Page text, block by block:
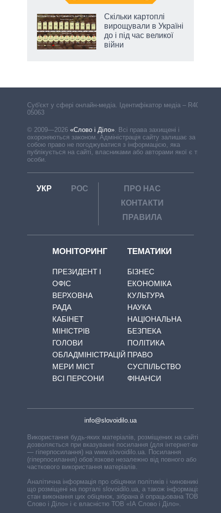
Скільки картоплі
вирощували в Україні
до і під час великої
війни
Cуб'єкт у сфері онлайн-медіа. Ідентифікатор медіа – R40-
05063
© 2009—2026 «Слово і Діло» Всі права захищені і
охороняються законом. Адміністрація сайту залишає за
собою право не погоджуватися з інформацією, яка
публікується на сайті, власниками або авторами якої є треті
особи.
УКР РОС
ПРО НАС
КОНТАКТИ
ПРАВИЛА
МОНІТОРИНГ
ПРЕЗИДЕНТ І
ОФІС
ВЕРХОВНА
РАДА
КАБІНЕТ
МІНІСТРІВ
ГОЛОВИ
ОБЛАДМІНІСТРАЦІЙ
МЕРИ МІСТ
ВСІ ПЕРСОНИ
ТЕМАТИКИ
БІЗНЕС
ЕКОНОМІКА
КУЛЬТУРА
НАУКА
НАЦІОНАЛЬНА
БЕЗПЕКА
ПОЛІТИКА
ПРАВО
СУСПІЛЬСТВО
ФІНАНСИ
info@slovoidilo.ua
Використання будь-яких матеріалів, розміщених на сайті,
дозволяється при вказуванні посилання (для інтернет-видань
— гіперпосилання) на www.slovoidilo.ua. Посилання
(гіперпосилання) обов’язкове незалежно від повного або
часткового використання матеріалів.
Аналітична інформація про обіцянки політиків і чиновників,
що розміщені на порталі slovoidilo.ua, а також інформація про
стан виконання цих обіцянок, зібрана й опрацьована ТОВ «ІА
Слово і Діло» і є власністю ТОВ «ІА Слово і Діло».